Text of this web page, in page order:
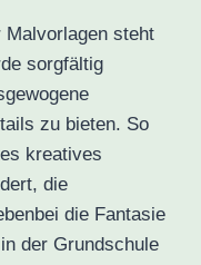
steht
sorgfältig
zu bieten. So
kreatives
die
die Fantasie
der Grundschule